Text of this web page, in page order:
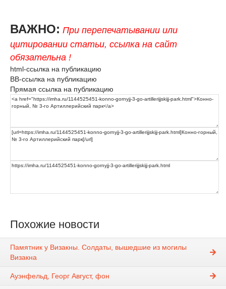
ВАЖНО: При перепечатывании или
цитировании статьи, ссылка на сайт
обязательна !
html-ссылка на публикацию
BB-ссылка на публикацию
Прямая ссылка на публикацию
Похожие новости
Памятник у Визакны. Солдаты, вышедшие из могилы
Визакна
Ауэнфельд, Георг Август, фон